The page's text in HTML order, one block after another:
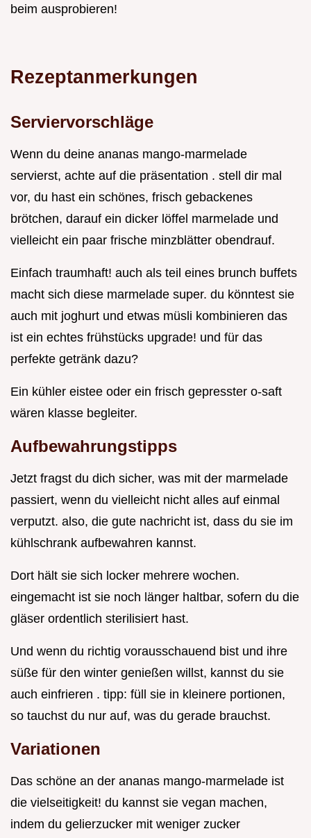
beim ausprobieren!
Rezeptanmerkungen
Serviervorschläge
Wenn du deine ananas mango-marmelade
servierst, achte auf die präsentation . stell dir mal
vor, du hast ein schönes, frisch gebackenes
brötchen, darauf ein dicker löffel marmelade und
vielleicht ein paar frische minzblätter obendrauf.
Einfach traumhaft! auch als teil eines brunch buffets
macht sich diese marmelade super. du könntest sie
auch mit joghurt und etwas müsli kombinieren das
ist ein echtes frühstücks upgrade! und für das
perfekte getränk dazu?
Ein kühler eistee oder ein frisch gepresster o-saft
wären klasse begleiter.
Aufbewahrungstipps
Jetzt fragst du dich sicher, was mit der marmelade
passiert, wenn du vielleicht nicht alles auf einmal
verputzt. also, die gute nachricht ist, dass du sie im
kühlschrank aufbewahren kannst.
Dort hält sie sich locker mehrere wochen.
eingemacht ist sie noch länger haltbar, sofern du die
gläser ordentlich sterilisiert hast.
Und wenn du richtig vorausschauend bist und ihre
süße für den winter genießen willst, kannst du sie
auch einfrieren . tipp: füll sie in kleinere portionen,
so tauchst du nur auf, was du gerade brauchst.
Variationen
Das schöne an der ananas mango-marmelade ist
die vielseitigkeit! du kannst sie vegan machen,
indem du gelierzucker mit weniger zucker